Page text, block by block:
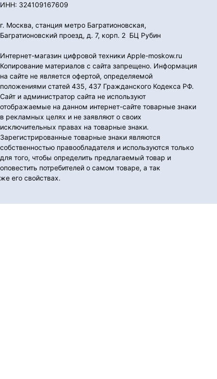
ИНН: 324109167609
г. Москва, станция метро Багратионовская,
Багратионовский проезд, д. 7, корп. 2 БЦ Рубин
Интернет-магазин цифровой техники Apple-moskow.ru
Копирование материалов с сайта запрещено. Информация
на сайте не является офертой, определяемой
положениями статей 435, 437 Гражданского Кодекса РФ.
Сайт и администратор сайта не используют
отображаемые на данном интернет-сайте товарные знаки
в рекламных целях и не заявляют о своих
исключительных правах на товарные знаки.
Зарегистрированные товарные знаки являются
собственностью правообладателя и используются только
для того, чтобы определить предлагаемый товар и
оповестить потребителей о самом товаре, а так
же его свойствах.